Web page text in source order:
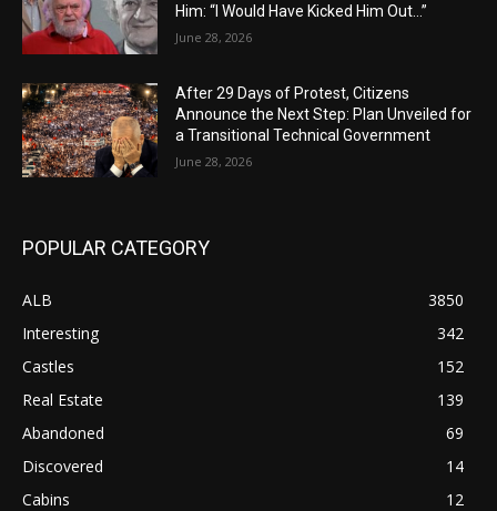
Him: “I Would Have Kicked Him Out…”
June 28, 2026
After 29 Days of Protest, Citizens
Announce the Next Step: Plan Unveiled for
a Transitional Technical Government
June 28, 2026
POPULAR CATEGORY
ALB
3850
Interesting
342
Castles
152
Real Estate
139
Abandoned
69
Discovered
14
Cabins
12